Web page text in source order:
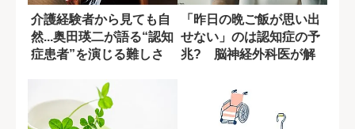
介護経験者から見ても自
然...奥田瑛二が語る“認知
症患者”を演じる難しさ
「昨日の晩ご飯が思い出
せない」のは認知症の予
兆? 脳神経外科医が解